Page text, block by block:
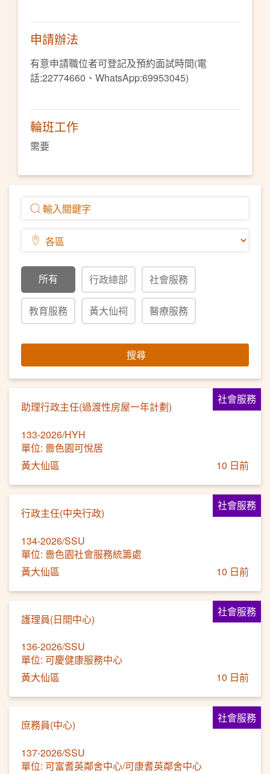
所有 行政總部 社會服務
教育服務 黃大仙祠 醫療服務
搜尋
社會服務
助理行政主任(過渡性房屋一年計劃)
133-2026/HYH
單位: 嗇色園可悅居
黃大仙區
10 日前
社會服務
行政主任(中央行政)
134-2026/SSU
單位: 嗇色園社會服務統籌處
黃大仙區
10 日前
社會服務
護理員(日間中心)
136-2026/SSU
單位: 可慶健康服務中心
黃大仙區
10 日前
社會服務
庶務員(中心)
137-2026/SSU
單位: 可富耆英鄰舍中心/可康耆英鄰舍中心
申請辦法
有意申請職位者可登記及預約面試時間(電
話:22774660、WhatsApp:69953045)
輪班工作
需要